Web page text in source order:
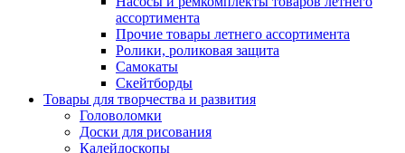
ассортимента
Прочие товары летнего ассортимента
Ролики, роликовая защита
Самокаты
Скейтборды
Товары для творчества и развития
Головоломки
Доски для рисования
Калейдоскопы